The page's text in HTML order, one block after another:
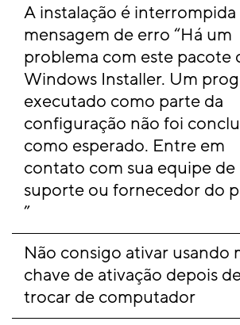
A instalação é interrompida
mensagem de erro “Há um
problema com este pacote
Windows Installer. Um
executado como parte da
configuração não foi
como esperado. Entre em
contato com sua equipe de
suporte ou fornecedor do
”
Não consigo ativar usando
chave de ativação depois
trocar de computador